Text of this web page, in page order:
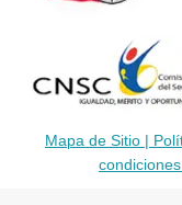
Mapa de Sitio |
condiciones |